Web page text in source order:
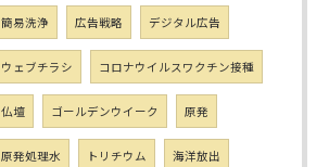
簡易洗浄 広告戦略 デジタル広告
ウェブチラシ コロナウイルスワクチン接種
仏壇 ゴールデンウイーク 原発
原発処理水 トリチウム 海洋放出